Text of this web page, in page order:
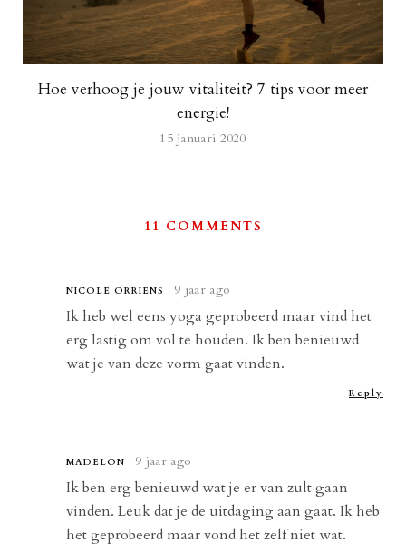
Hoe verhoog je jouw vitaliteit? 7 tips voor meer
energie!
15 januari 2020
11 COMMENTS
NICOLE ORRIENS 9 jaar ago
Ik heb wel eens yoga geprobeerd maar vind het
erg lastig om vol te houden. Ik ben benieuwd
wat je van deze vorm gaat vinden.
Reply
MADELON 9 jaar ago
Ik ben erg benieuwd wat je er van zult gaan
vinden. Leuk dat je de uitdaging aan gaat. Ik heb
het geprobeerd maar vond het zelf niet wat.